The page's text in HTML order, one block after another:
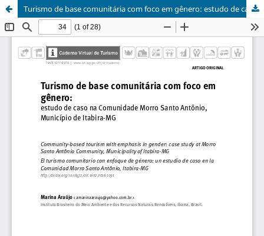
Turismo de base comunitária com foco em gênero: estudo de caso na Comunidade Morro Santo Antônio, Município de Itabira-MG